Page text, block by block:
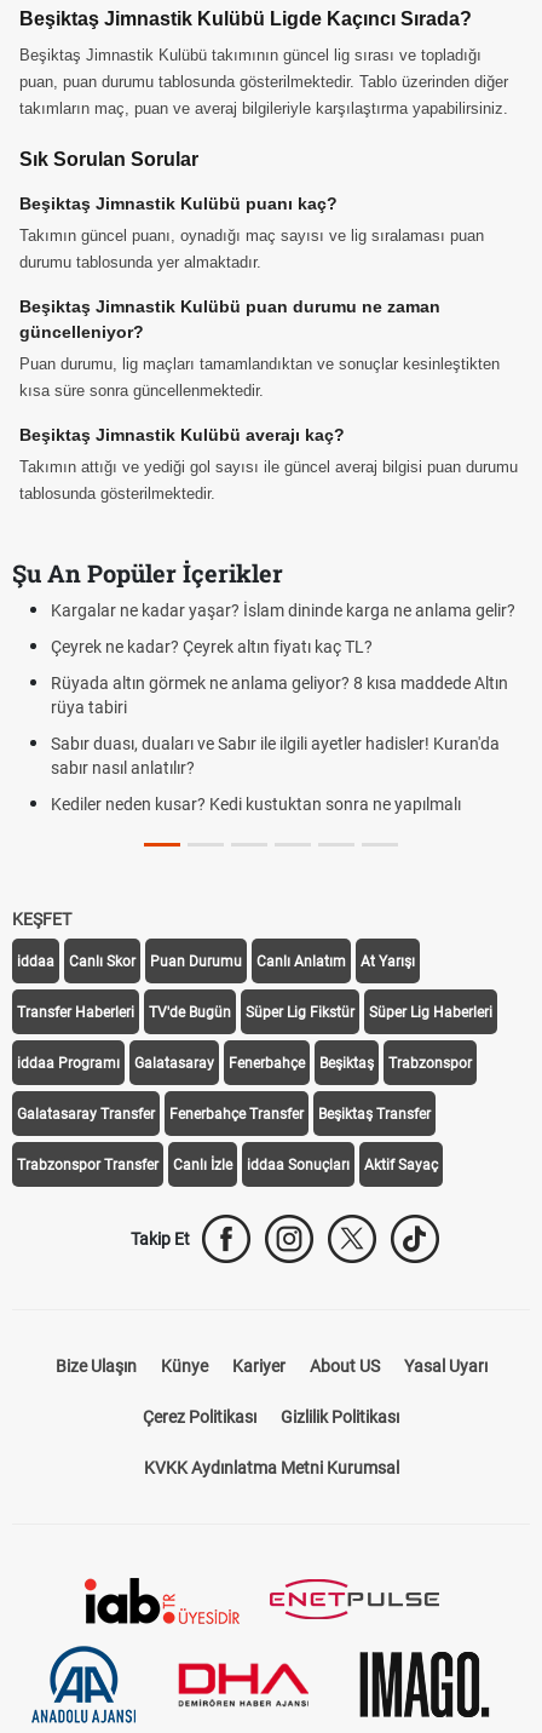
Beşiktaş Jimnastik Kulübü Ligde Kaçıncı Sırada?
Beşiktaş Jimnastik Kulübü takımının güncel lig sırası ve topladığı
puan, puan durumu tablosunda gösterilmektedir. Tablo üzerinden diğer
takımların maç, puan ve averaj bilgileriyle karşılaştırma yapabilirsiniz.
Sık Sorulan Sorular
Beşiktaş Jimnastik Kulübü puanı kaç?
Takımın güncel puanı, oynadığı maç sayısı ve lig sıralaması puan
durumu tablosunda yer almaktadır.
Beşiktaş Jimnastik Kulübü puan durumu ne zaman
güncelleniyor?
Puan durumu, lig maçları tamamlandıktan ve sonuçlar kesinleştikten
kısa süre sonra güncellenmektedir.
Beşiktaş Jimnastik Kulübü averajı kaç?
Takımın attığı ve yediği gol sayısı ile güncel averaj bilgisi puan durumu
tablosunda gösterilmektedir.
Şu An Popüler İçerikler
ne kadar yaşar? İslam dininde karga ne anlama gelir?
ne kadar? Çeyrek altın fiyatı kaç TL?
altın görmek ne anlama geliyor? 8 kısa maddede Altın
tabiri
duası, duaları ve Sabır ile ilgili ayetler hadisler! Kuran'da
nasıl anlatılır?
neden kusar? Kedi kustuktan sonra ne yapılmalı
KEŞFET
iddaa Canlı Skor Puan Durumu Canlı Anlatım At Yarışı
Transfer Haberleri TV'de Bugün Süper Lig Fikstür Süper Lig Haberleri
iddaa Programı Galatasaray Fenerbahçe Beşiktaş Trabzonspor
Galatasaray Transfer Fenerbahçe Transfer Beşiktaş Transfer
Trabzonspor Transfer Canlı İzle iddaa Sonuçları Aktif Sayaç
Takip Et
Bize Ulaşın Künye Kariyer About US Yasal Uyarı
Çerez Politikası Gizlilik Politikası
KVKK Aydınlatma Metni Kurumsal